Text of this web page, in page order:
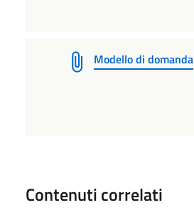
Modello di domanda
Contenuti correlati